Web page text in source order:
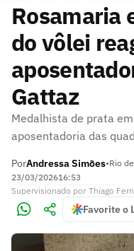
Rosamaria
do vôlei
Gattaz
Medalhista de prata
aposentadoria das
PorAndressa Simões•Rio
23/03/202616:53
Supervisionado por Thiago
Favorite o